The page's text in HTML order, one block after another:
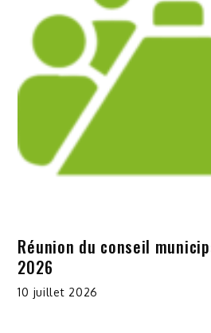
Réunion du conseil
2026
10 juillet 2026